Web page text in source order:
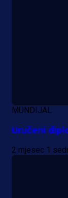
MUNDIJAL
Uručeni
2 mjesec 1